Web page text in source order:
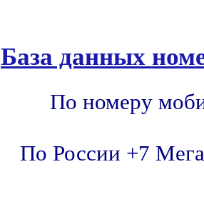
База данных
По номеру
По России +7